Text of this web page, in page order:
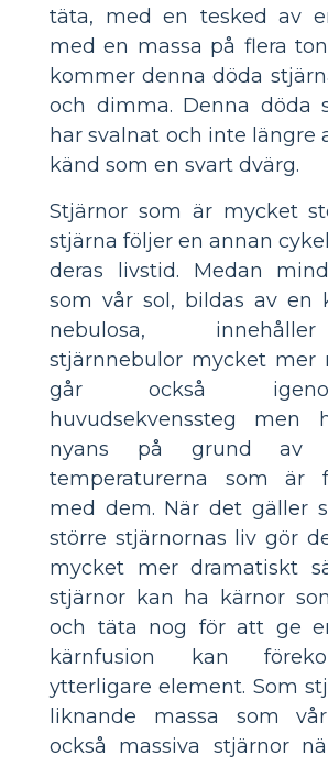
täta, med en tesked av
med en massa på flera
kommer denna döda
och dimma. Denna döda
har svalnat och inte längre
känd som en svart dvärg.
Stjärnor som är mycket
stjärna följer en annan
deras livstid. Medan
som vår sol, bildas av en
nebulosa,
stjärnnebulor mycket mer
går också
huvudsekvenssteg men
nyans på grund av
temperaturerna som är
med dem. När det gäller
större stjärnornas liv gör
mycket mer dramatiskt
stjärnor kan ha kärnor
och täta nog för att ge
kärnfusion kan
ytterligare element. Som
liknande massa som
också massiva stjärnor